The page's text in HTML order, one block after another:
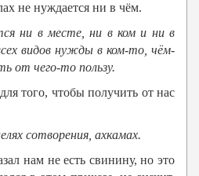
не нуждается ни в чём.
ни в месте, ни в ком и ни в
видов нужды в ком-то, чём-
от чего-то пользу.
того, чтобы получить от нас
сотворения, ахкамах.
нам не есть свинину, но это